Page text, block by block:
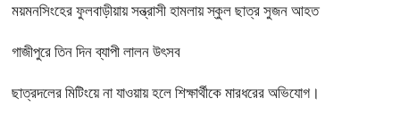
ময়মনসিংহের ফুলবাড়ীয়ায় সন্ত্রাসী হামলায় স্কুল ছাত্র সুজন আহত
গাজীপুরে তিন দিন ব্যাপী লালন উৎসব
ছাত্রদলের মিটিংয়ে না যাওয়ায় হলে শিক্ষার্থীকে মারধরের অভিযোগ।